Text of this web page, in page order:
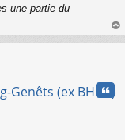
une partie du
au
Genêts (ex BHNS)